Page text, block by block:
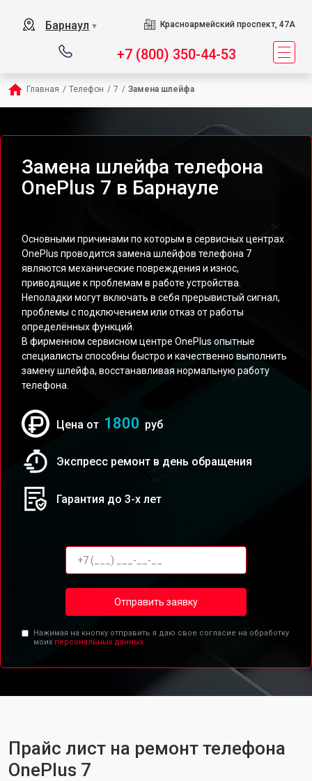
Барнаул ▼ Красноармейский проспект, 47А
+7 (800) 350-44-53
Главная / Телефон / 7 / Замена шлейфа
Замена шлейфа телефона
OnePlus 7 в Барнауле
Основными причинами по которым в сервисных центрах
OnePlus проводится замена шлейфов телефона 7
являются механические повреждения и износ,
приводящие к проблемам в работе устройства.
Неполадки могут включать в себя прерывистый сигнал,
проблемы с подключением или отказ от работы
определённых функций.
В фирменном сервисном центре OnePlus опытные
специалисты способны быстро и качественно выполнить
замену шлейфа, восстанавливая нормальную работу
телефона.
Цена от 1800 руб
Экспресс ремонт в день обращения
Гарантия до 3-х лет
Отправить заявку
Нажимая на кнопку отправить я даю свое согласие на обработку
моих персональных данных.
Прайс лист на ремонт телефона
OnePlus 7